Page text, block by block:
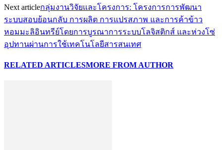
Next articleกลุ่มงานวิจัยและโครงการ: โครงการการพัฒนา
ระบบสอบย้อนกลับ การผลิต การแปรสภาพ และการค้าข้าว
หอมมะลิอินทรีย์โดยการบูรณาการระบบโลจิสติกส์ และห่วงโซ่
อุปทานผ่านการใช้เทคโนโลยีสารสนเทศ
RELATED ARTICLESMORE FROM AUTHOR